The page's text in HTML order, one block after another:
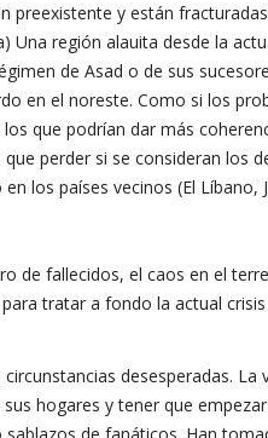
preexistente y están
Una región alauita desde la
de Asad o de sus
en el noreste. Como si los
que podrían dar más
perder si se consideran los
los países vecinos (El Líbano,
de fallecidos, el caos en el
tratar a fondo la actual
desesperadas. La
hogares y tener que